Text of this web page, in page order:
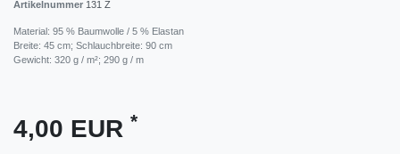
Artikelnummer 131 Z
Material: 95 % Baumwolle / 5 % Elastan
Breite: 45 cm; Schlauchbreite: 90 cm
Gewicht: 320 g / m²; 290 g / m
4,00 EUR *